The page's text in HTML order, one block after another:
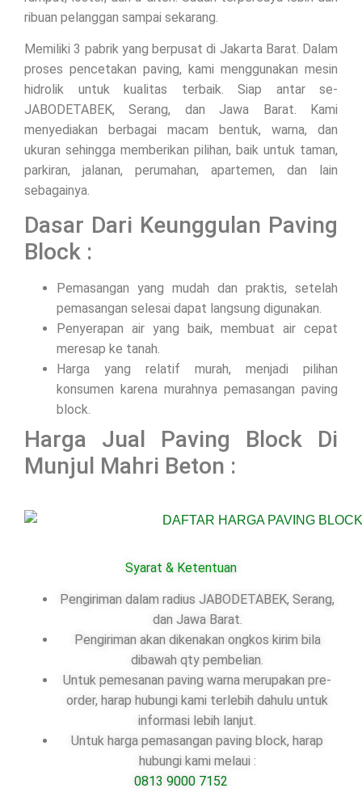
ribuan pelanggan sampai sekarang.
Memiliki 3 pabrik yang berpusat di Jakarta Barat. Dalam
proses pencetakan paving, kami menggunakan mesin
hidrolik untuk kualitas terbaik. Siap antar se-
JABODETABEK, Serang, dan Jawa Barat. Kami
menyediakan berbagai macam bentuk, warna, dan
ukuran sehingga memberikan pilihan, baik untuk taman,
parkiran, jalanan, perumahan, apartemen, dan lain
sebagainya.
Dasar Dari Keunggulan Paving
Block :
Pemasangan yang mudah dan praktis, setelah
pemasangan selesai dapat langsung digunakan.
Penyerapan air yang baik, membuat air cepat
meresap ke tanah.
Harga yang relatif murah, menjadi pilihan
konsumen karena murahnya pemasangan paving
block.
Harga Jual Paving Block Di
Munjul Mahri Beton :
Syarat & Ketentuan
Pengiriman dalam radius JABODETABEK, Serang,
dan Jawa Barat.
Pengiriman akan dikenakan ongkos kirim bila
dibawah qty pembelian.
Untuk pemesanan paving warna merupakan pre-
order, harap hubungi kami terlebih dahulu untuk
informasi lebih lanjut.
Untuk harga pemasangan paving block, harap
hubungi kami melaui :
0813 9000 7152